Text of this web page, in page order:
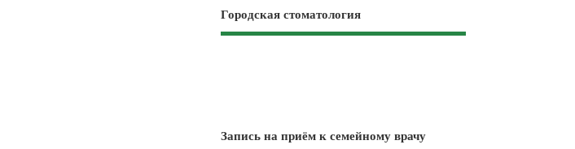
Городская стоматология
Запись на приём к семейному врачу